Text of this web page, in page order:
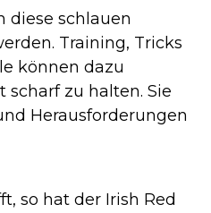
diese schlauen
Training, Tricks
können dazu
scharf zu halten. Sie
Herausforderungen
so hat der Irish Red